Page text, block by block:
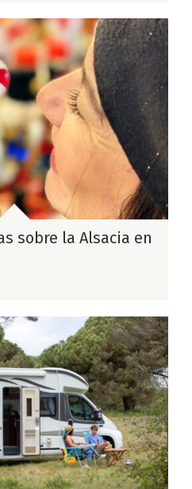
sobre la Alsacia en